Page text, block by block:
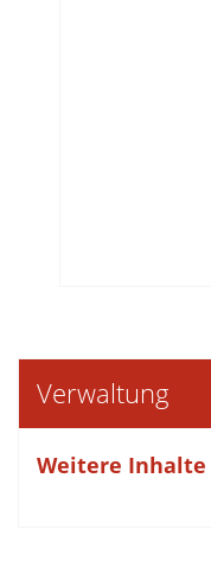
Verwaltung
Weitere Inhalte